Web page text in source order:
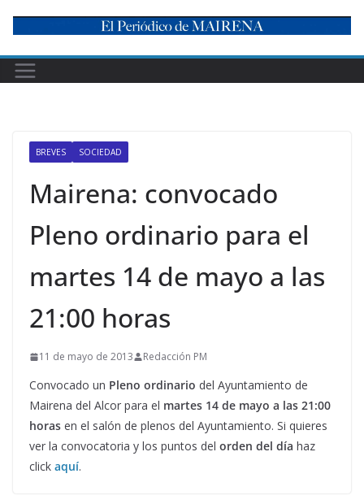
content
BREVES SOCIEDAD
Mairena: convocado
Pleno ordinario para el
martes 14 de mayo a las
21:00 horas
11 de mayo de 2013 Redacción PM
Convocado un Pleno ordinario del Ayuntamiento de
Mairena del Alcor para el martes 14 de mayo a las 21:00
horas en el salón de plenos del Ayuntamiento. Si quieres
ver la convocatoria y los puntos del orden del día haz
click aquí.